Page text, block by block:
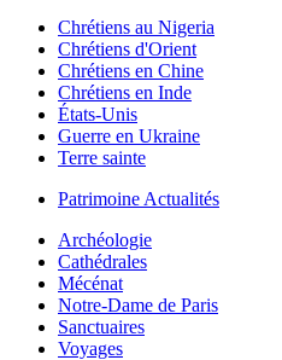
Chrétiens au Nigeria
Chrétiens d'Orient
Chrétiens en Chine
Chrétiens en Inde
États-Unis
Guerre en Ukraine
Terre sainte
Patrimoine Actualités
Archéologie
Cathédrales
Mécénat
Notre-Dame de Paris
Sanctuaires
Voyages